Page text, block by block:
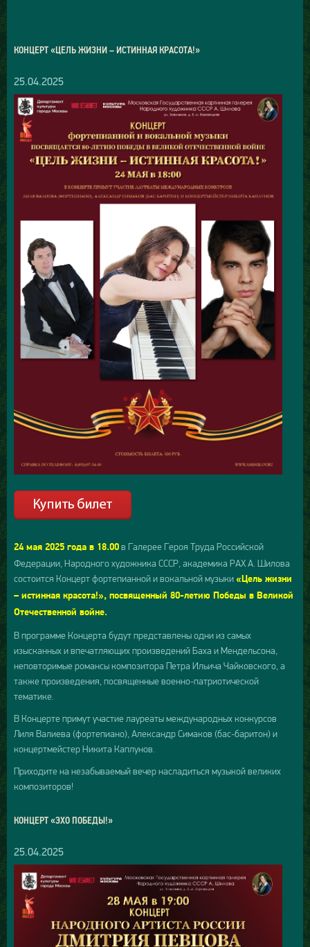
КОНЦЕРТ «ЦЕЛЬ ЖИЗНИ – ИСТИННАЯ КРАСОТА!»
25.04.2025
24 мая 2025 года в 18.00 в Галерее Героя Труда Российской
Федерации, Народного художника СССР, академика РАХ А. Шилова
состоится Концерт фортепианной и вокальной музыки «Цель жизни
– истинная красота!», посвященный 80-летию Победы в Великой
Отечественной войне.
В программе Концерта будут представлены одни из самых
изысканных и впечатляющих произведений Баха и Мендельсона,
неповторимые романсы композитора Петра Ильича Чайковского, а
также произведения, посвященные военно-патриотической
тематике.
В Концерте примут участие лауреаты международных конкурсов
Лиля Валиева (фортепиано), Александр Симаков (бас-баритон) и
концертмейстер Никита Каплунов.
Приходите на незабываемый вечер насладиться музыкой великих
композиторов!
КОНЦЕРТ «ЭХО ПОБЕДЫ!»
25.04.2025